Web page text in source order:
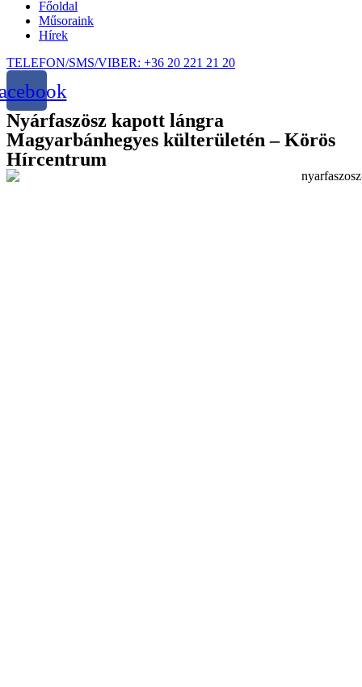
Főoldal
Műsoraink
Hírek
TELEFON/SMS/VIBER: +36 20 221 21 20
Nyárfaszösz kapott lángra
Magyarbánhegyes külterületén – Körös
Hírcentrum